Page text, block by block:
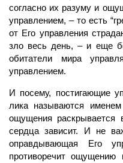
согласно их разуму и
управлением, – то есть
от Его управления
зло весь день, – и еще
обитатели мира
управлением.
И посему, постигающие
лика называются
ощущения
сердца зависит. И не
оправдывающая Его
противоречит ощущению